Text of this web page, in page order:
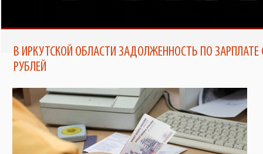
В ИРКУТСКОЙ ОБЛАСТИ ЗАДОЛЖЕННОСТЬ ПО
РУБЛЕЙ